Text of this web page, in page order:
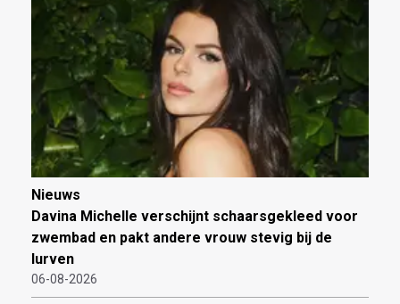
Nieuws
Davina Michelle verschijnt schaarsgekleed voor
zwembad en pakt andere vrouw stevig bij de
lurven
06-08-2026